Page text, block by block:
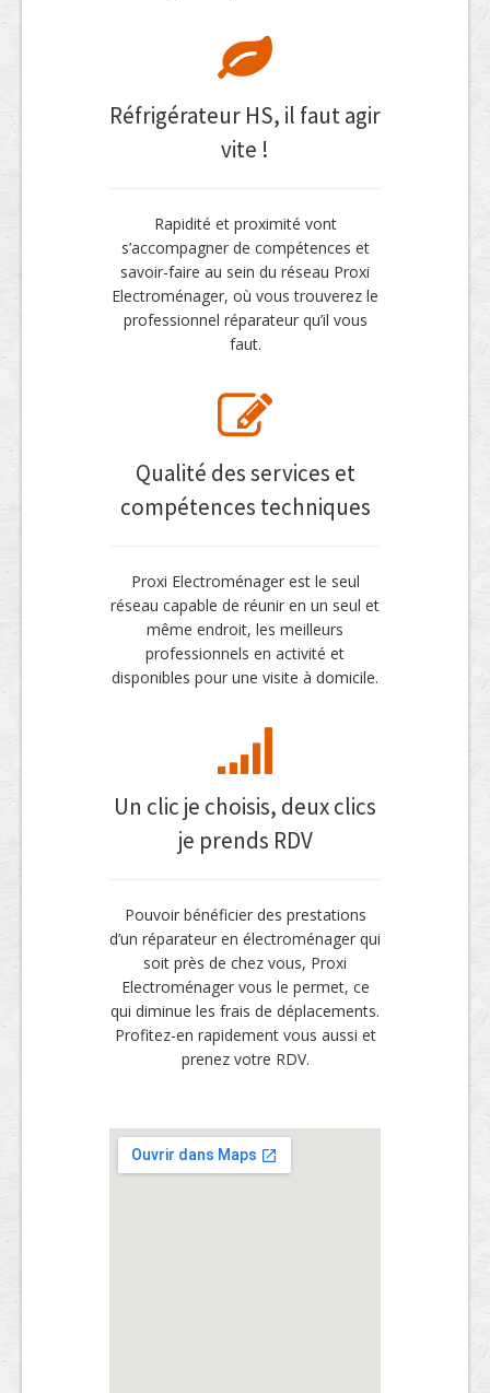
Réfrigérateur HS, il faut agir
vite !
Rapidité et proximité vont
s’accompagner de compétences et
savoir-faire au sein du réseau Proxi
Electroménager, où vous trouverez le
professionnel réparateur qu’il vous
faut.
Qualité des services et
compétences techniques
Proxi Electroménager est le seul
réseau capable de réunir en un seul et
même endroit, les meilleurs
professionnels en activité et
disponibles pour une visite à domicile.
Un clic je choisis, deux clics
je prends RDV
Pouvoir bénéficier des prestations
d’un réparateur en électroménager qui
soit près de chez vous, Proxi
Electroménager vous le permet, ce
qui diminue les frais de déplacements.
Profitez-en rapidement vous aussi et
prenez votre RDV.